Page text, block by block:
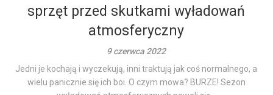
sprzęt przed skutkami wyładowań
atmosferyczny
9 czerwca 2022
Jedni je kochają i wyczekują, inni traktują jak coś normalnego, a
wielu panicznie się ich boi. O czym mowa? BURZE! Sezon